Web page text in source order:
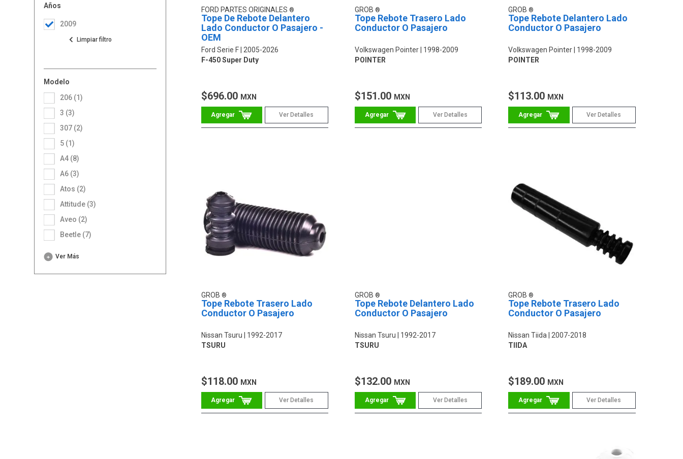
Modelo
206 (1)
3 (3)
307 (2)
5 (1)
A4 (8)
A6 (3)
Atos (2)
Attitude (3)
Aveo (2)
Beetle (7)
Ver Más
Años
2009
FORD PARTES ORIGINALES
Tope De Rebote Delantero
Lado Conductor O Pasajero -
OEM
Ford Serie F 2005-2026
F-450 Super Duty
$696.00 MXN
Ver Detalles
GROB
Tope Rebote Trasero Lado
Conductor O Pasajero
Volkswagen Pointer
1998-2009
POINTER
$151.00 MXN
Ver Detalles
GROB
Tope Rebote Delantero Lado
Conductor O Pasajero
Volkswagen Pointer
1998-2009
POINTER
$113.00 MXN
Ver Detalles
GROB
Tope Rebote Trasero Lado
Conductor O Pasajero
Nissan Tsuru
1992-2017
TSURU
$118.00 MXN
Ver Detalles
GROB
Tope Rebote Delantero Lado
Conductor O Pasajero
Nissan Tsuru
1992-2017
TSURU
$132.00 MXN
Ver Detalles
GROB
Tope Rebote Trasero Lado
Conductor O Pasajero
Nissan Tiida
2007-2018
TIIDA
$189.00 MXN
Ver Detalles